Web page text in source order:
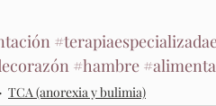
#hambre
TCA (anorexia y bulimia)